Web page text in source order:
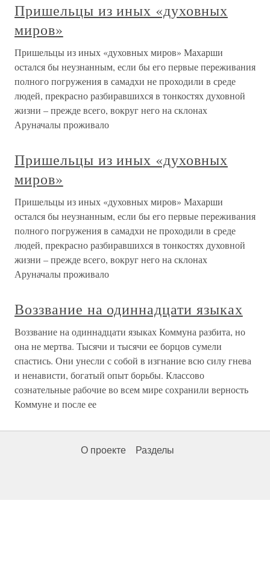
Пришельцы из иных «духовных
миров»
Пришельцы из иных «духовных миров» Махарши
остался бы неузнанным, если бы его первые переживания
полного погружения в самадхи не проходили в среде
людей, прекрасно разбиравшихся в тонкостях духовной
жизни – прежде всего, вокруг него на склонах
Аруначалы проживало
Пришельцы из иных «духовных
миров»
Пришельцы из иных «духовных миров» Махарши
остался бы неузнанным, если бы его первые переживания
полного погружения в самадхи не проходили в среде
людей, прекрасно разбиравшихся в тонкостях духовной
жизни – прежде всего, вокруг него на склонах
Аруначалы проживало
Воззвание на одиннадцати языках
Воззвание на одиннадцати языках Коммуна разбита, но
она не мертва. Тысячи и тысячи ее борцов сумели
спастись. Они унесли с собой в изгнание всю силу гнева
и ненависти, богатый опыт борьбы. Классово
сознательные рабочие во всем мире сохранили верность
Коммуне и после ее
О проекте Разделы